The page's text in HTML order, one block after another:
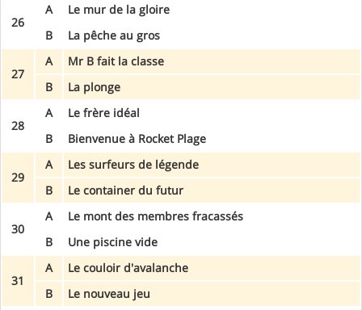
26
A
Le mur de la gloire
B
La pêche au gros
27
A
Mr B fait la classe
B
La plonge
28
A
Le frère idéal
B
Bienvenue à Rocket Plage
29
A
Les surfeurs de légende
B
Le container du futur
30
A
Le mont des membres fracassés
B
Une piscine vide
31
A
Le couloir d'avalanche
B
Le nouveau jeu